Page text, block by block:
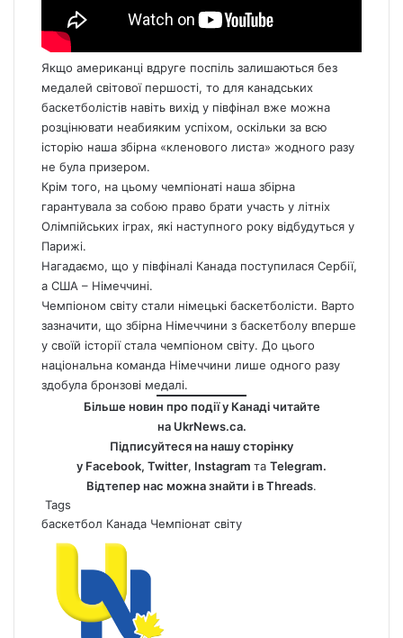
Якщо американці вдруге поспіль залишаються без
медалей світової першості, то для канадських
баскетболістів навіть вихід у півфінал вже можна
розцінювати неабияким успіхом, оскільки за всю
історію наша збірна «кленового листа» жодного разу
не була призером.
Крім того, на цьому чемпіонаті наша збірна
гарантувала за собою право брати участь у літніх
Олімпійських іграх, які наступного року відбудуться у
Парижі.
Нагадаємо, що у півфіналі Канада поступилася Сербії,
а США – Німеччині.
Чемпіоном світу стали німецькі баскетболісти. Варто
зазначити, що збірна Німеччини з баскетболу вперше
у своїй історії стала чемпіоном світу. До цього
національна команда Німеччини лише одного разу
здобула бронзові медалі.
Більше новин про події у Канаді читайте
на UkrNews.ca.
Підписуйтеся на нашу сторінку
у Facebook, Twitter, Instagram та Telegram.
Відтепер нас можна знайти і вThreads.
Tags
баскетбол Канада Чемпіонат світу